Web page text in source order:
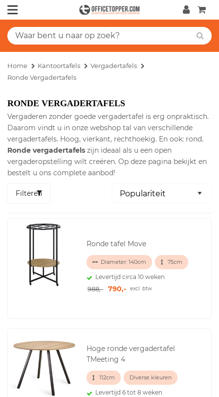
Home Kantoortafels
Vergadertafels
Ronde Vergadertafels
RONDE VERGADERTAFELS
Vergaderen zonder goede vergadertafel is erg onpraktisch.
Daarom vindt u in onze webshop tal van verschillende
vergadertafels. Hoog, vierkant, rechthoekig. En ook: rond.
Ronde vergadertafels zijn ideaal als u een open
vergaderopstelling wilt creëren. Op deze pagina bekijkt en
bestelt u ons complete aanbod!
Filteren
Ronde tafel Move
Diameter: 140cm 75cm
Levertijd circa 10 weken
988,- 790,- excl. btw
Hoge ronde vergadertafel
TMeeting 4
112cm Diverse kleuren
Levertijd 6 tot 8 weken